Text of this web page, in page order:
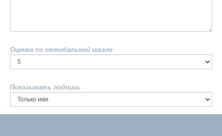
Оценка по пятибальной шкале
Показывать подпись